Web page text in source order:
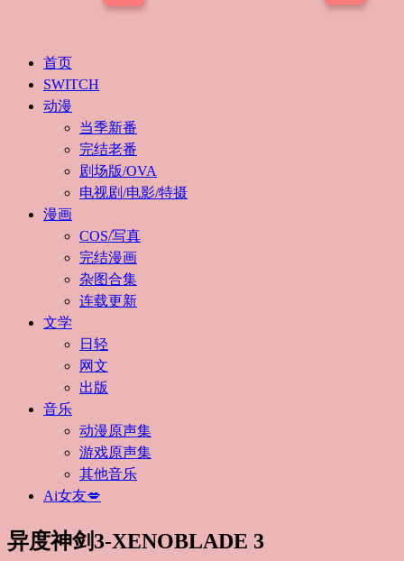
首页
SWITCH
动漫
当季新番
完结老番
剧场版/OVA
电视剧/电影/特摄
漫画
COS/写真
完结漫画
杂图合集
连载更新
文学
日轻
网文
出版
音乐
动漫原声集
游戏原声集
其他音乐
Ai女友💋
异度神剑3-XENOBLADE 3